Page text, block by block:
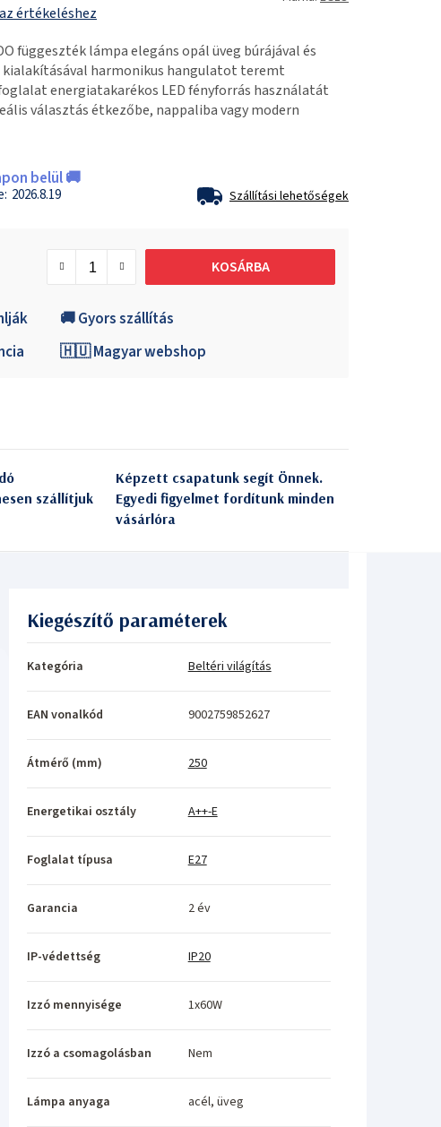
értékeléshez
függeszték lámpa elegáns opál üveg búrájával és
harmonikus hangulatot teremt
energiatakarékos LED fényforrás használatát
választás étkezőbe, nappaliba vagy modern
belül 🚚
2026.8.19 Szállítási lehetőségek
KOSÁRBA
🚚 Gyors szállítás
🇭🇺 Magyar webshop
szállítjuk
Képzett csapatunk segít Önnek.
Egyedi figyelmet fordítunk minden
vásárlóra
Kiegészítő paraméterek
Kategória Beltéri világítás
EAN vonalkód 9002759852627
Átmérő (mm) 250
Energetikai osztály A++-E
Foglalat típusa E27
Garancia 2 év
IP-védettség IP20
Izzó mennyisége 1x60W
Izzó a csomagolásban Nem
Lámpa anyaga acél, üveg